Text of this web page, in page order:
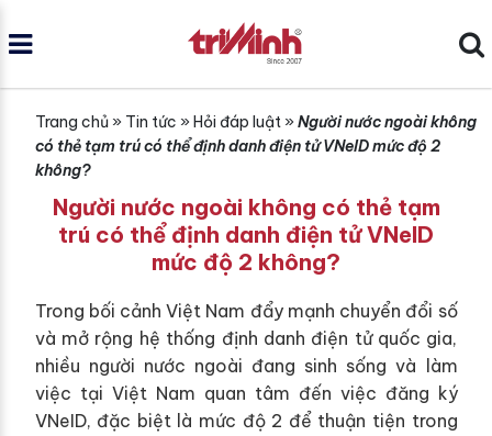
Trang chủ» Tin tức » Hỏi đáp luật» Người nước ngoài không
có thẻ tạm trú có thể định danh điện tử VNeID mức độ 2
không?
Người nước ngoài không có thẻ tạm
trú có thể định danh điện tử VNeID
mức độ 2 không?
Trong bối cảnh Việt Nam đẩy mạnh chuyển đổi số
và mở rộng hệ thống định danh điện tử quốc gia,
nhiều người nước ngoài đang sinh sống và làm
việc tại Việt Nam quan tâm đến việc đăng ký
VNeID, đặc biệt là mức độ 2 để thuận tiện trong